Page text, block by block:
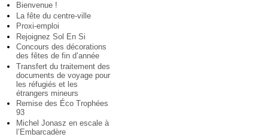
Bienvenue !
La fête du centre-ville
Proxi-emploi
Rejoignez Sol En Si
Concours des décorations
des fêtes de fin d’année
Transfert du traitement des
documents de voyage pour
les réfugiés et les
étrangers mineurs
Remise des Éco Trophées
93
Michel Jonasz en escale à
l’Embarcadère